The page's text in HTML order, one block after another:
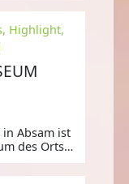
Highlight,
Absam ist
des Orts